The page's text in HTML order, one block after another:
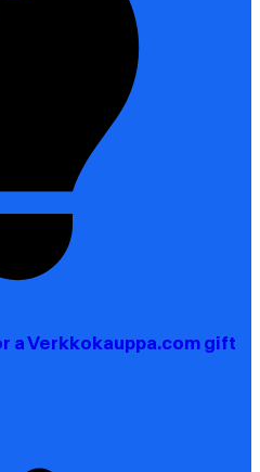
a Verkkokauppa.com gift